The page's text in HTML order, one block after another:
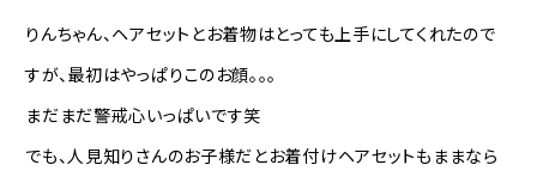
りんちゃん、ヘアセットとお着物はとっても上手にしてくれたので
すが、最初はやっぱりこのお顔。。。
まだまだ警戒心いっぱいです笑
でも、人見知りさんのお子様だとお着付けヘアセットもままなら